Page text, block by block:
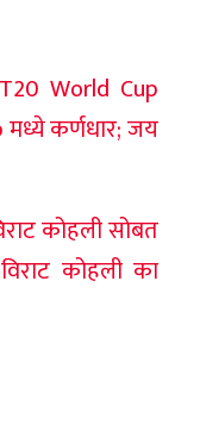
World Cup
कर्णधार; जय
कोहली सोबत
कोहली का